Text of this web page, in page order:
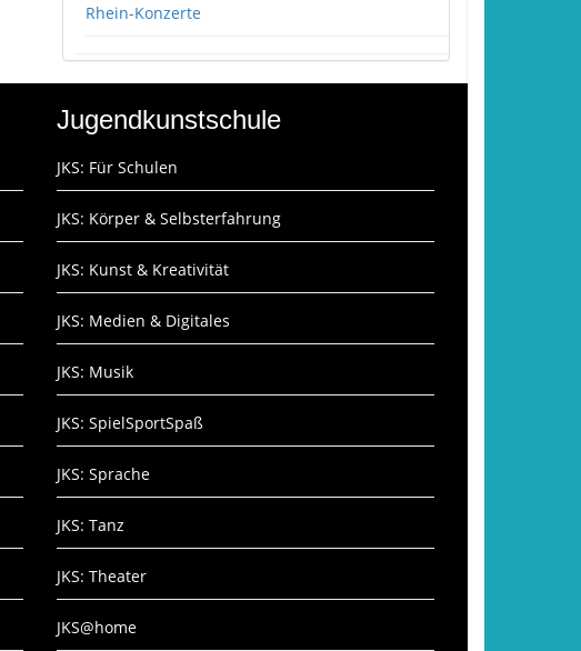
Rhein-Konzerte
Jugendkunstschule
JKS: Für Schulen
JKS: Körper & Selbsterfahrung
JKS: Kunst & Kreativität
JKS: Medien & Digitales
JKS: Musik
JKS: SpielSportSpaß
JKS: Sprache
JKS: Tanz
JKS: Theater
JKS@home